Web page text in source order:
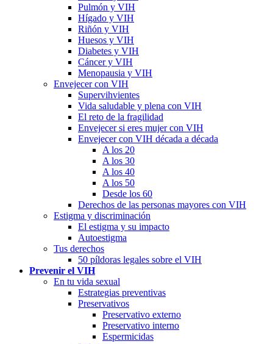
Pulmón y VIH
Hígado y VIH
Riñón y VIH
Huesos y VIH
Diabetes y VIH
Cáncer y VIH
Menopausia y VIH
Envejecer con VIH
Supervihvientes
Vida saludable y plena con VIH
El reto de la fragilidad
Envejecer si eres mujer con VIH
Envejecer con VIH década a década
A los 20
A los 30
A los 40
A los 50
Desde los 60
Derechos de las personas mayores con VIH
Estigma y discriminación
El estigma y su impacto
Autoestigma
Tus derechos
50 píldoras legales sobre el VIH
Prevenir el VIH
En tu vida sexual
Estrategias preventivas
Preservativos
Preservativo externo
Preservativo interno
Espermicidas